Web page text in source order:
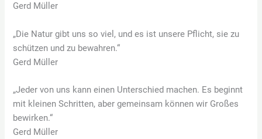
Gerd Müller
„Die Natur gibt uns so viel, und es ist unsere Pflicht, sie zu
schützen und zu bewahren.“
Gerd Müller
„Jeder von uns kann einen Unterschied machen. Es beginnt
mit kleinen Schritten, aber gemeinsam können wir Großes
bewirken.“
Gerd Müller